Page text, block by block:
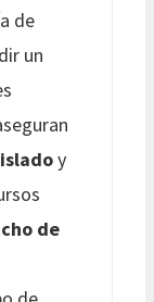
de
un
y
de